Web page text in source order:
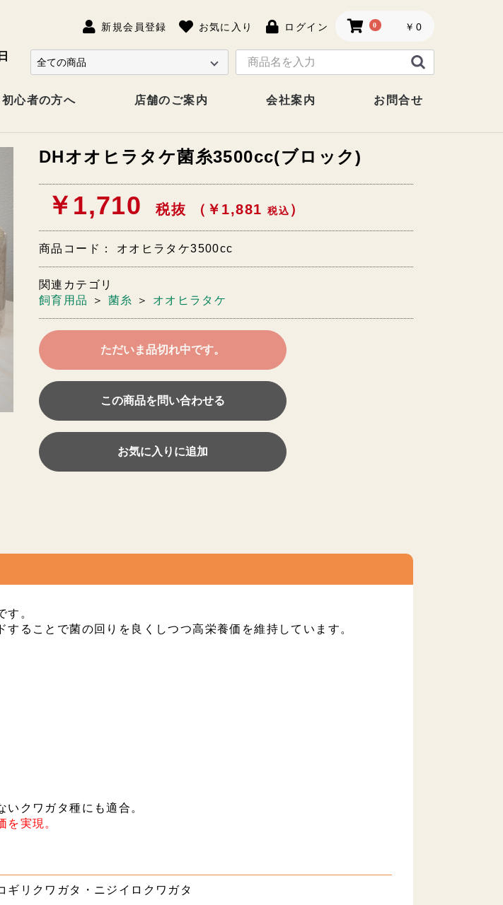
新規会員登録 お気に入り ログイン 0 ￥0
初心者の方へ 店舗のご案内 会社案内 お問合せ
DHオオヒラタケ菌糸3500cc(ブロック)
￥1,710 税抜 （￥1,881 税込 ）
商品コード： オオヒラタケ3500cc
関連カテゴリ
飼育用品
＞ 菌糸 ＞ オオヒラタケ
ただいま品切れ中です。
この商品を問い合わせる
お気に入りに追加
す。
ることで菌の回りを良くしつつ高栄養価を維持しています。
クワガタ種にも適合。
を実現。
リクワガタ・ニジイロクワガタ